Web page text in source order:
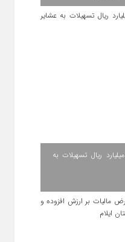
اختصاص بیش از یک هزار و ۴۵۱ میلیارد ریال تسهیلات به